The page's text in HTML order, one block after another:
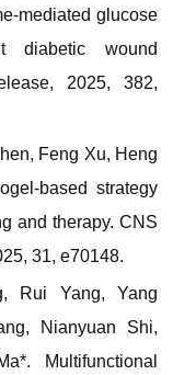
mediated glucose
diabetic wound
, 2025, 382,
Feng Xu, Heng
based strategy
and therapy. CNS
31, e70148.
Rui Yang, Yang
Nianyuan Shi,
Multifunctional